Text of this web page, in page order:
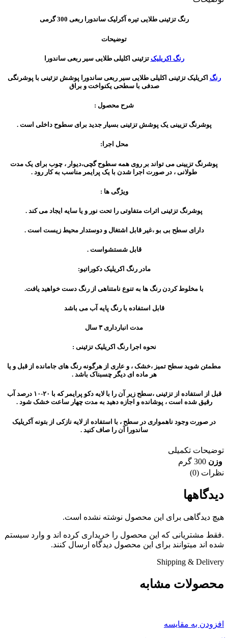
رنگ‌ تزئینی طلایی تیره آکرلیک ساندورا ربعی 300 گرمی
توضیحات
رنگ اکریلیک تزئینی اکلیلی طلایی سیر ربعی ساندورا
رنگ اکریلیک تزئینی اکلیلی طلایی سیر ربعی ساندورا پوشش تزئینی با پوشرنگی
صدفی با سطحی یکنواخت و براق
شرح محصول :
پوشرنگ تزیینی یک پوشش تزئینی بسیار جدید برای سطوح داخلی است .
محل اجرا:
پوشرنگ تزیینی می تواند بر روی همه سطوح گچی،‌دیوار ، چوب برای یک مدت
طولانی ، در صورت اجرا شدن با یک پرایمر مناسب ‌به کار رود .
ویژگی ها :
پوشرنگ تزئینی اثرات متفاوتی را تحت نور و یا سایه ایجاد می کند .
دارای سطح بی بو ،‌غیر قابل اشتغال و دوستدار محیط زیست است .
قابل شستشواست .
مادر رنگ اکریلیک دکوراتیو:
با مخلوط کردن رنگ ها به تنوع نامتناهی از رنگ دست خواهید یافت.
قابل استفاده با رنگ پایه آب می باشد
مدت انبارداری ۳ سال
نحوه اجرا رنگ اکریلیک تزئینی :
مطمئن شوید سطح تمیز ،‌خشک ، و عاری از هرگونه رنگ های جامانده از قبل و یا
هر ماده ای دیگر چسبناک باشد .
قبل از استفاده از تزئینی ،‌سطح زیر آن را با لایه دکو پرایمر که با ۲۰-۱۰ درصد آب
رقیق شده است ، پوشانده و اجازه دهید به مدت چهار ساعت خشک شود .
در صورت وجود ناهمواری در سطح ، با استفاده از لایه نازکی از بتونه آکریلیک
ساندورا آن را صاف کنید .
توضیحات تکمیلی
وزن 300 گرم
نظرات (0)
دیدگاهها
هیچ دیدگاهی برای این محصول نوشته نشده است.
.فقط مشتریانی که این محصول را خریداری کرده اند و وارد سیستم
شده اند میتوانند برای این محصول دیدگاه ارسال کنند.
Shipping & Delivery
محصولات مشابه
افزودن به مقایسه